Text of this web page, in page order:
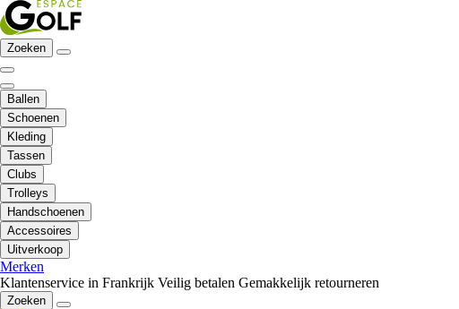
Zoeken
Ballen
Schoenen
Kleding
Tassen
Clubs
Trolleys
Handschoenen
Accessoires
Uitverkoop
Merken
Klantenservice in Frankrijk Veilig betalen Gemakkelijk retourneren
Zoeken